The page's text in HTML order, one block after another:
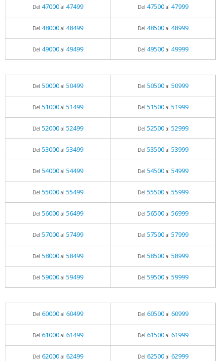
Del 47000al 47499 Del 47500al 47999
Del 48000al 48499 Del 48500al 48999
Del 49000al 49499 Del 49500al 49999
Del 50000al 50499 Del 50500al 50999
Del 51000al 51499 Del 51500al 51999
Del 52000al 52499 Del 52500al 52999
Del 53000al 53499 Del 53500al 53999
Del 54000al 54499 Del 54500al 54999
Del 55000al 55499 Del 55500al 55999
Del 56000al 56499 Del 56500al 56999
Del 57000al 57499 Del 57500al 57999
Del 58000al 58499 Del 58500al 58999
Del 59000al 59499 Del 59500al 59999
Del 60000al 60499 Del 60500al 60999
Del 61000al 61499 Del 61500al 61999
Del 62000al 62499 Del 62500al 62999